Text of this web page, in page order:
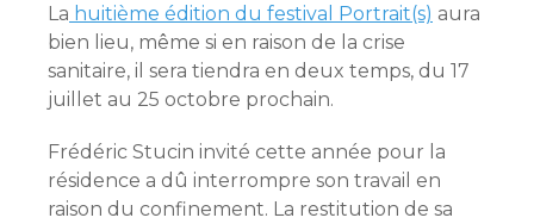
La huitième édition du festival Portrait(s) aura
bien lieu, même si en raison de la crise
sanitaire, il sera tiendra en deux temps, du 17
juillet au 25 octobre prochain.
Frédéric Stucin invité cette année pour la
résidence a dû interrompre son travail en
raison du confinement. La restitution de sa